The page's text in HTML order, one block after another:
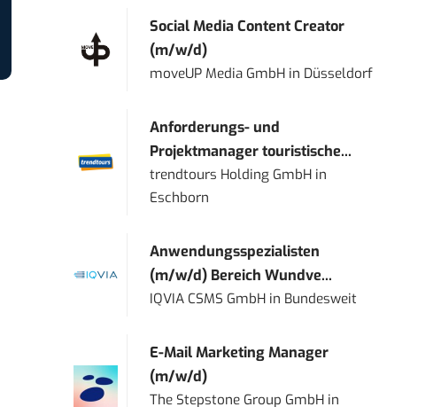
Social Media Content Creator
(m/w/d)
moveUP Media GmbH in Düsseldorf
Anforderungs- und
Projektmanager touristische...
trendtours Holding GmbH in
Eschborn
Anwendungsspezialisten
(m/w/d) Bereich Wundve...
IQVIA CSMS GmbH in Bundesweit
E-Mail Marketing Manager
(m/w/d)
The Stepstone Group GmbH in